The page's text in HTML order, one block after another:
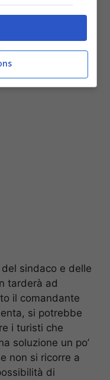
la gente del
giardinetti,
“Non
affermato la
scippo.
sindaco e delle
tarderà ad
il comandante
si potrebbe
i turisti che
soluzione un po’
non si ricorre a
di